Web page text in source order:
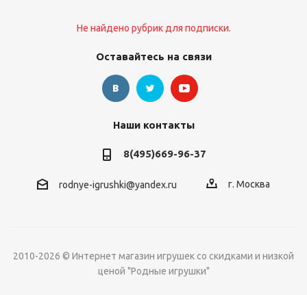
Не найдено рубрик для подписки.
Оставайтесь на связи
Наши контакты
8(495)669-96-37
rodnye-igrushki@yandex.ru г. Москва
2010-2026 © Интернет магазин игрушек со скидками и низкой
ценой "Родные игрушки"